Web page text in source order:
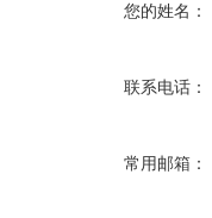
您的姓名：
联系电话：
常用邮箱：